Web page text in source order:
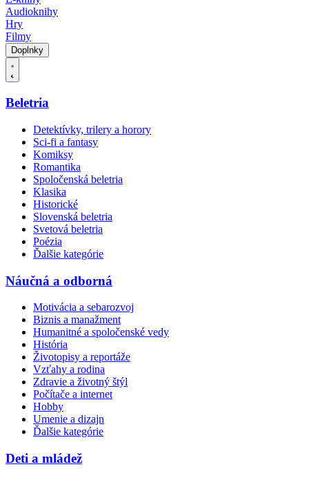
Audioknihy
Hry
Filmy
Doplnky
Beletria
Detektívky, trilery a horory
Sci-fi a fantasy
Komiksy
Romantika
Spoločenská beletria
Klasika
Historické
Slovenská beletria
Svetová beletria
Poézia
Ďalšie kategórie
Náučná a odborná
Motivácia a sebarozvoj
Biznis a manažment
Humanitné a spoločenské vedy
História
Životopisy a reportáže
Vzťahy a rodina
Zdravie a životný štýl
Počítače a internet
Hobby
Umenie a dizajn
Ďalšie kategórie
Deti a mládež